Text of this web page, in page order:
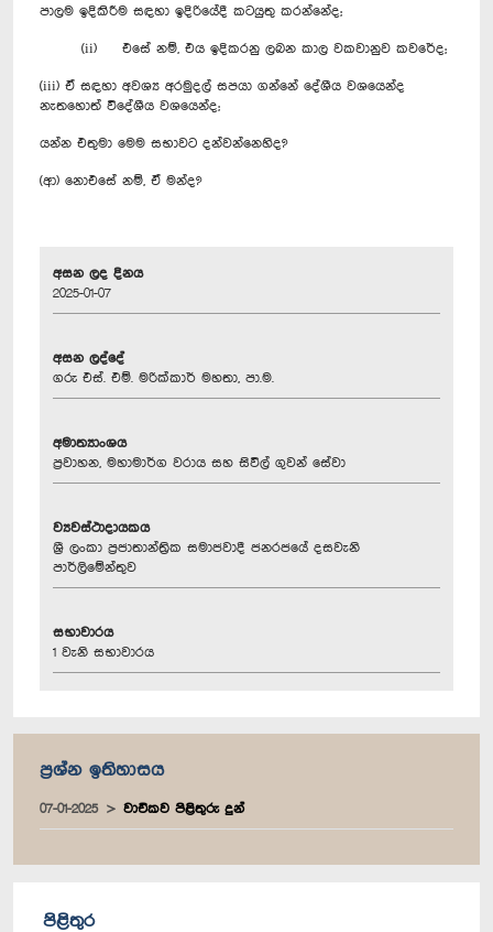
පාලම ඉදිකිරීම සඳහා ඉදිරියේදී කටයුතු කරන්නේද;
(ii) එසේ නම්, එය ඉදිකරනු ලබන කාල වකවානුව කවරේද;
(iii) ඒ සඳහා අවශ්‍ය අරමුදල් සපයා ගන්නේ දේශීය වශයෙන්ද
නැතහොත් විදේශීය වශයෙන්ද;
යන්න එතුමා මෙම සභාවට දන්වන්නෙහිද?
(ආ) නොඑසේ නම්, ඒ මන්ද?
අසන ලද දිනය
2025-01-07
අසන ලද්දේ
ගරු එස්. එම්. මරික්කාර් මහතා, පා.ම.
අමාත්‍යාංශය
ප්‍රවාහන, මහාමාර්ග වරාය සහ සිවිල් ගුවන් සේවා
ව්‍යවස්ථාදායකය
ශ්‍රී ලංකා ප්‍රජාතාන්ත්‍රික සමාජවාදී ජනරජයේ දසවැනි
පාර්ලිමේන්තුව
සභාවාරය
1 වැනි සභාවාරය
ප්‍රශ්න ඉතිහාසය
07-01-2025 වාචිකව පිළිතුරු දුන්
පිළිතුර